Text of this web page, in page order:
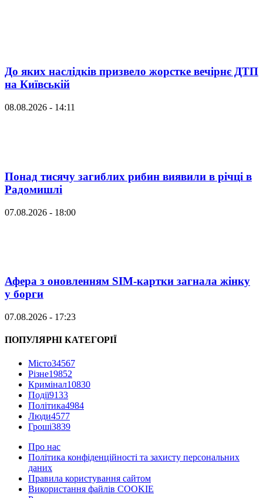
До яких наслідків призвело жорстке вечірнє ДТП
на Київській
08.08.2026 - 14:11
Понад тисячу загиблих рибин виявили в річці в
Радомишлі
07.08.2026 - 18:00
Афера з оновленням SIM-картки загнала жінку
у борги
07.08.2026 - 17:23
ПОПУЛЯРНІ КАТЕГОРІЇ
Місто34567
Різне19852
Кримінал10830
Події9133
Політика4984
Люди4577
Гроші3839
Про нас
Політика конфіденційності та захисту персональних
даних
Правила користування сайтом
Використання файлів COOKIE